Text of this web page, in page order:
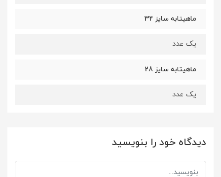
ماهیتابه سایز 32
یک عدد
ماهیتابه سایز 28
یک عدد
دیدگاه خود را بنویسید